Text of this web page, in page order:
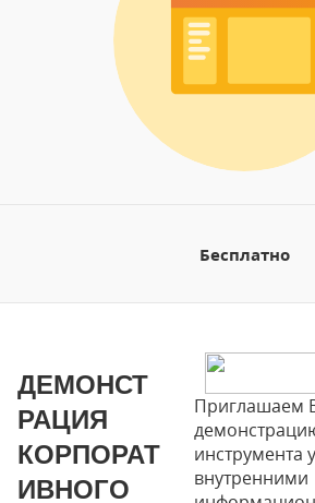
Бесплатно
ДЕМОНСТ
РАЦИЯ
КОРПОРАТ
ИВНОГО
Приглашаем
инструмента
внутренними